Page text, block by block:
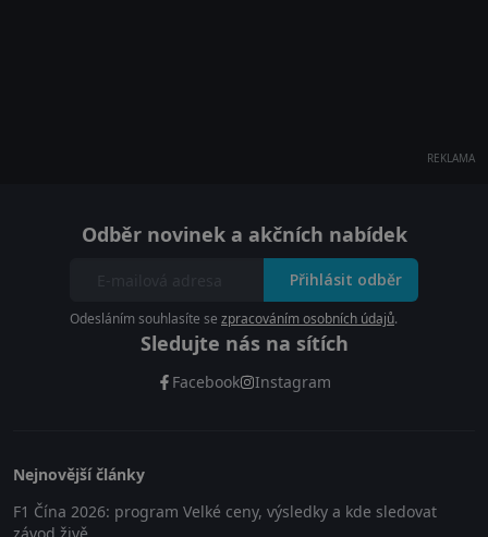
REKLAMA
Odběr novinek a akčních nabídek
Přihlásit odběr
Odesláním souhlasíte se zpracováním osobních údajů.
Sledujte nás na sítích
Facebook Instagram
Nejnovější články
F1 Čína 2026: program Velké ceny, výsledky a kde sledovat